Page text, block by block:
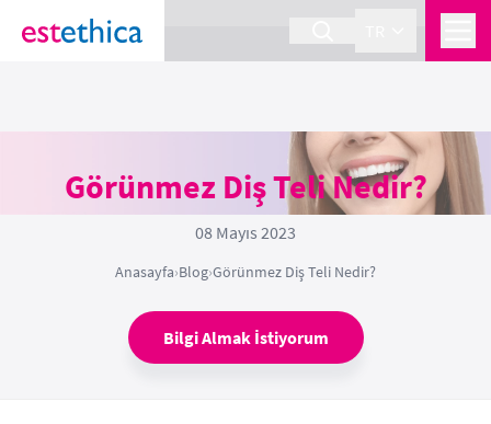
section Service {
Görünmez Diş Teli Nedir?
08 Mayıs 2023
Anasayfa›Blog›Görünmez Diş Teli Nedir?
Bilgi Almak İstiyorum